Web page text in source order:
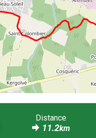
Distance
11.2km